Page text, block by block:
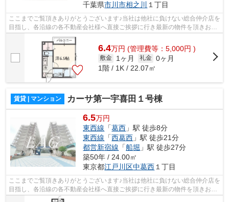
千葉県市川市相之川 １丁目
ここまでご覧頂きありがとうございます♪当社は他社に負けない総合仲介店を
目指し、各沿線の各不動産会社様へ直接ご挨拶に行き最新の物件を頂きお客
様へ提供しております！最新の情報は...
6.4万円 (管理費等：5,000円 )
敷金 1ヶ月 礼金 0ヶ月
1階 / 1K / 22.07㎡
賃貸 | マンション カーサ第一宇喜田１号棟
6.5万円
東西線 「葛西 」駅 徒歩8分
東西線 「西葛西 」駅 徒歩21分
都営新宿線 「船堀 」駅 徒歩27分
築50年 / 24.00㎡
東京都江戸川区中葛西 １丁目
ここまでご覧頂きありがとうございます♪当社は他社に負けない総合仲介店を
目指し、各沿線の各不動産会社様へ直接ご挨拶に行き最新の物件を頂きお客
様へ提供しております！最新の情報は...